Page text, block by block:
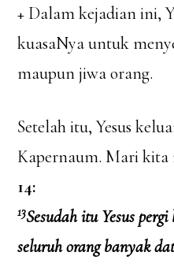
+ Dalam kejadian ini,
kuasaNya untuk
maupun jiwa orang.
Setelah itu, Yesus
Kapernaum. Mari kita
14:
13Sesudah itu Yesus
seluruh orang banyak